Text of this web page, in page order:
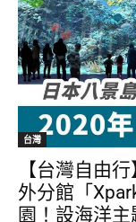
台灣
【台灣自由
外分館「
園！設海洋主